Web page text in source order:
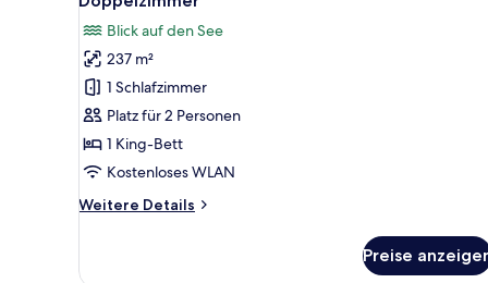
Fotos
für
Doppelzimmer
anzeigen
Blick auf den See
237 m²
1 Schlafzimmer
Platz für 2 Personen
1 King-Bett
Kostenloses WLAN
Weitere Details
Weitere
Preise